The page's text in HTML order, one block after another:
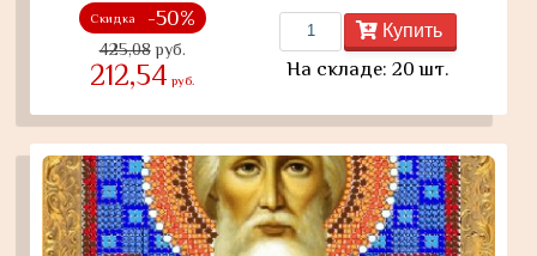
Скидка -50%
425,08руб.
212,54 руб.
Купить
На складе: 20 шт.